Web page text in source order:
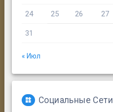
24 25 26 27
31
« Июл
Социальные Сети